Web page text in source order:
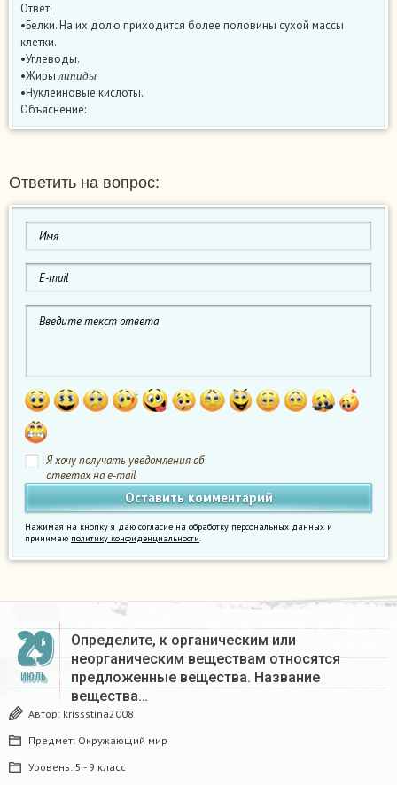
Ответ:
• Белки. На их долю приходится более половины сухой массы
клетки.
•Углеводы.
•Жиры
липи
• Нуклеиновые кислоты.
Объяснение:
Ответить на вопрос:
Я хочу получать уведомления об
ответах на e-mail
Нажимая на кнопку я даю согласие на обработку персональных данных и
принимаю политику конфиденциальности.
29
ИЮЛЬ
Определите, к органическим или
неорганическим веществам относятся
предложенные вещества. Название
вещества…
Автор: krissstina2008
Предмет: Окружающий мир
Уровень: 5 - 9 класс